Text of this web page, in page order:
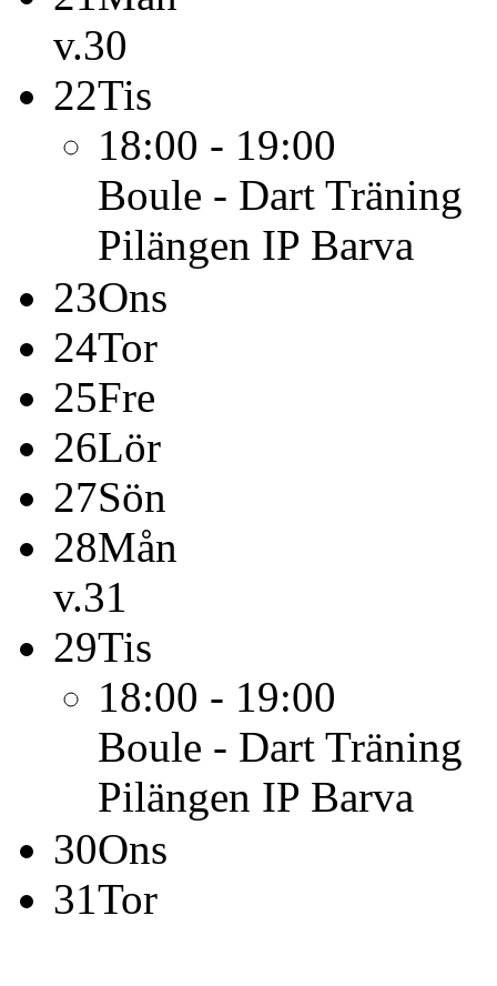
v.30
22Tis
18:00 - 19:00
Boule - Dart Träning
Pilängen IP Barva
23Ons
24Tor
25Fre
26Lör
27Sön
28Mån
v.31
29Tis
18:00 - 19:00
Boule - Dart Träning
Pilängen IP Barva
30Ons
31Tor